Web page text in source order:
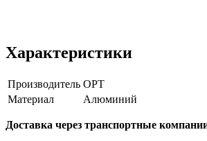
Характеристики
Производитель ОРТ
Материал
Алюминий
Доставка через транспортные